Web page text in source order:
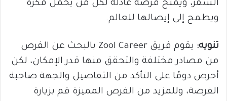
السفر، ويمنح فرصة عادلة لكل من يحمل فكرة
ويطمح إلى إيصالها للعالم.
تنويه:
يقوم فريق Zool Career بالبحث عن الفرص
من مصادر مختلفة والتحقق منها قدر الإمكان، لكن
أحرص دومًا على التأكد من التفاصيل والجهة صاحبة
الفرصة، وللمزيد من الفرص المميزة قم بزيارة